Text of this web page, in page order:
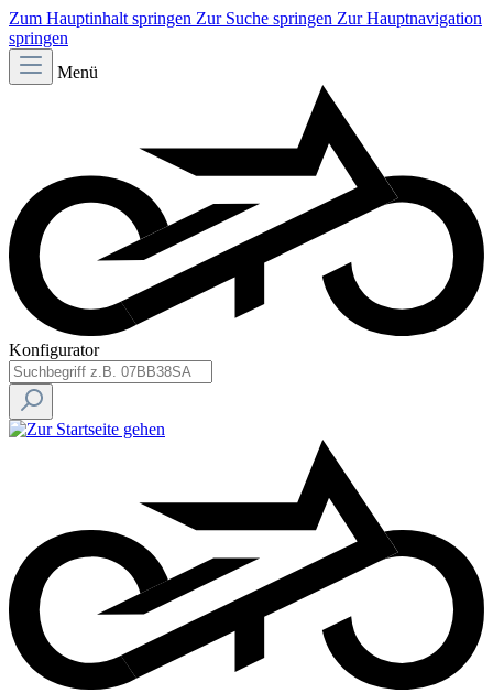
Zum Hauptinhalt springen Zur Suche springen Zur Hauptnavigation
springen
Menü
Konfigurator